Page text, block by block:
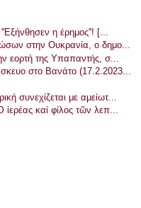
η έρημος''! [...
στην Ουκρανία, ο δημο...
εορτή της Υπαπαντής, σ...
στο Βανάτο (17.2.2023...
συνεχίζεται με αμείωτ...
καί φίλος τῶν λεπ...